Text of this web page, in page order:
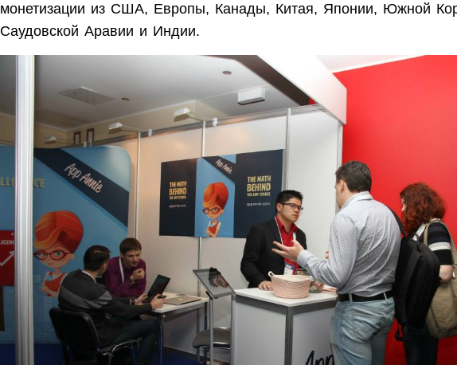
монетизации из США, Европы, Канады, Китая, Японии, Южной
Саудовской Аравии и Индии.